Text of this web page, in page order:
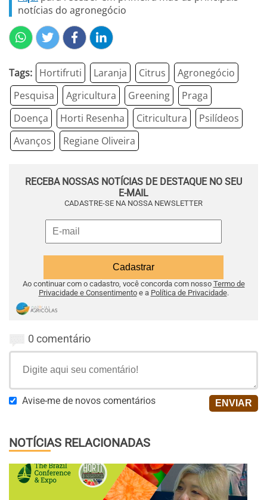
notícias do agronegócio
Tags: Hortifruti Laranja Citrus
Agronegócio
Pesquisa
Agricultura Greening
Praga
Doença
Horti Resenha Citricultura
Psilídeos
Avanços
Regiane Oliveira
RECEBA NOSSAS NOTÍCIAS DE DESTAQUE NO SEU
E-MAIL
CADASTRE-SE NA NOSSA NEWSLETTER
Ao continuar com o cadastro, você concorda com nosso Termo de
Privacidade e Consentimentoe a Política de Privacidade.
0 comentário
Avise-me de novos comentários
NOTÍCIAS RELACIONADAS